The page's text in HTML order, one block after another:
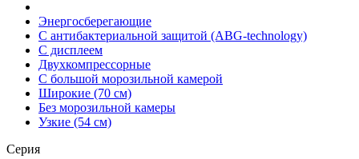
Энергосберегающие
С антибактериальной защитой (ABG-technology)
С дисплеем
Двухкомпрессорные
С большой морозильной камерой
Широкие (70 см)
Без морозильной камеры
Узкие (54 см)
Серия